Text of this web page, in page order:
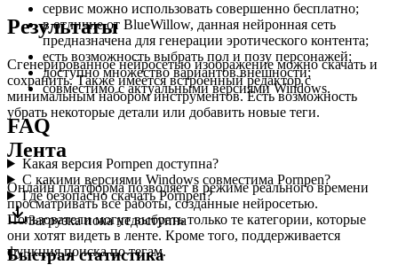
Результаты
Сгенерированное нейросетью изображение можно скачать и
сохранить. Также имеется встроенный редактор с
минимальным набором инструментов. Есть возможность
убрать некоторые детали или добавить новые теги.
Лента
Онлайн платформа позволяет в режиме реального времени
просматривать все работы, созданные нейросетью.
Пользователи могут выбрать только те категории, которые
они хотят видеть в ленте. Кроме того, поддерживается
функция поиска по тегам.
сервис можно использовать совершенно бесплатно;
в отличие от BlueWillow, данная нейронная сеть
предназначена для генерации эротического контента;
есть возможность выбрать пол и позу персонажей;
доступно множество вариантов внешности;
совместимо с актуальными версиями Windows.
FAQ
Какая версия Pornpen доступна?
С какими версиями Windows совместима Pornpen?
Где безопасно скачать Pornpen?
Загрузка пока недоступна
Быстрая статистика